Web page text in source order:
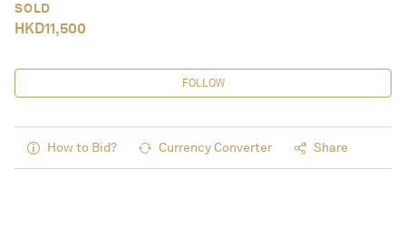
SOLD
HKD11,500
FOLLOW
How to Bid? Currency Converter Share